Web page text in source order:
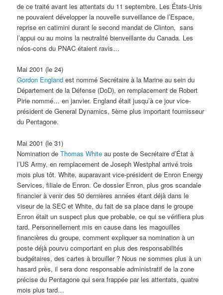
de ce traité avant les attentats du 11 septembre. Les États-Unis
ne pouvaient développer la nouvelle surveillance de l’Espace,
reprise en catimini durant le second mandat de Clinton, sans
l’appui ou au moins la neutralité bienveillante du Canada. Les
néos-cons du PNAC étaient ravis…
Mai 2001 (le 24)
Gordon England est nommé Secrétaire à la Marine au sein du
Département de la Défense (DoD), en remplacement de Robert
Pirie nommé… en janvier. England était jusqu’à ce jour vice-
président de General Dynamics, 5ème plus important fournisseur
du Pentagone.
Mai 2001 (le 31)
Nomination deThomas White au poste de Secrétaire d’État à
l’US Army, en remplacement de Joseph Westphal arrivé trois
mois plus tôt. White, auparavant vice-président de Enron Energy
Services, filiale de Enron. Ce dossier Enron, plus gros scandale
financier à venir des 50 dernières années étant déjà dans le
viseur de la SEC et White, du fait de sa place dans le groupe
Enron était un suspect plus que probable, ce qui se vérifiera plus
tard. Personnellement mis en cause dans les magouilles
financières du groupe, comment expliquer sa nomination à un
poste déjà pourvu comportant en plus des responsabilités
budgétaires, des cartes à brouiller ? Nous ne sommes plus à un
hasard près, il sera donc responsable administratif de la zone
précise du Pentagone qui sera frappée par les attentats, quatre
mois plus tard…